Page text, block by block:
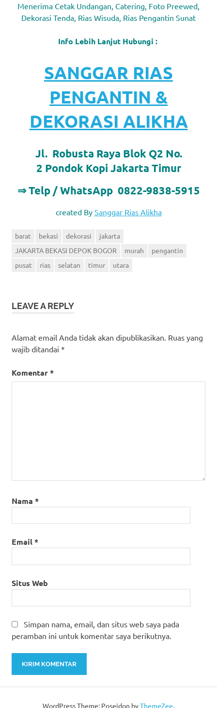
Menerima Cetak Undangan, Catering, Foto Preewed,
Dekorasi Tenda, Rias Wisuda, Rias Pengantin Sunat
Info Lebih Lanjut Hubungi :
SANGGAR RIAS
PENGANTIN &
DEKORASI ALIKHA
Jl. Robusta Raya Blok Q2 No.
2 Pondok Kopi Jakarta Timur
⇒ Telp / WhatsApp 0822-9838-5915
created By Sanggar Rias Alikha
barat bekasi dekorasi
jakarta
JAKARTA BEKASI DEPOK BOGOR
murah
pengantin
pusat
rias selatan timur utara
LEAVE A REPLY
Alamat email Anda tidak akan dipublikasikan. Ruas yang
wajib ditandai *
Komentar*
Nama *
Email*
Situs Web
Simpan nama, email, dan situs web saya pada
peramban ini untuk komentar saya berikutnya.
WordPress Theme: Poseidon byThemeZee